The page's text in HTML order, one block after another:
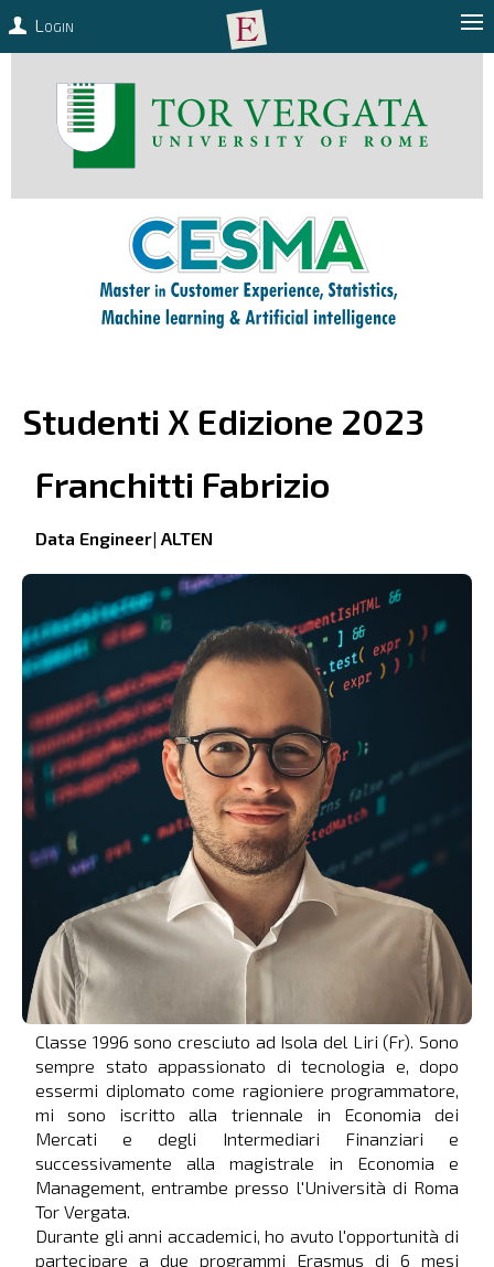
Login
Studenti X Edizione 2023
Franchitti Fabrizio
Data Engineer| ALTEN
Classe 1996 sono cresciuto ad Isola del Liri (Fr). Sono
sempre stato appassionato di tecnologia e, dopo
essermi diplomato come ragioniere programmatore,
mi sono iscritto alla triennale in Economia dei
Mercati e degli Intermediari Finanziari e
successivamente alla magistrale in Economia e
Management, entrambe presso l'Università di Roma
Tor Vergata.
Durante gli anni accademici, ho avuto l'opportunità di
partecipare a due programmi Erasmus di 6 mesi